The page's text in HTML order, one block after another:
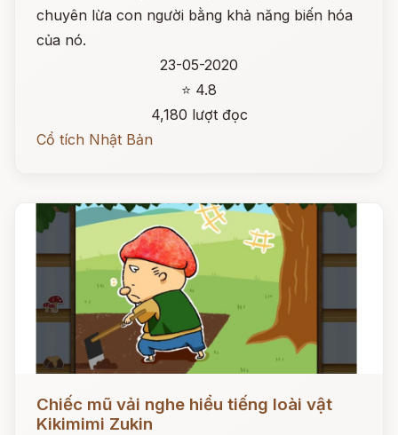
chuyên lừa con người bằng khả năng biến hóa
của nó.
23-05-2020
⭐ 4.8
4,180 lượt đọc
Cổ tích Nhật Bản
Đọc ngay
Chiếc mũ vải nghe hiểu tiếng loài vật
Kikimimi Zukin